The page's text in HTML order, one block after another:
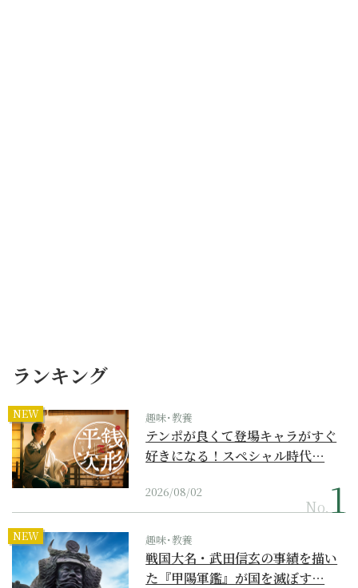
ランキング
NEW 趣味･教養
テンポが良くて登場キャラがすぐ
好きになる！スペシャル時代…
2026/08/02
No.
NEW 趣味･教養
戦国大名・武田信玄の事績を描い
た『甲陽軍鑑』が国を滅ぼす…